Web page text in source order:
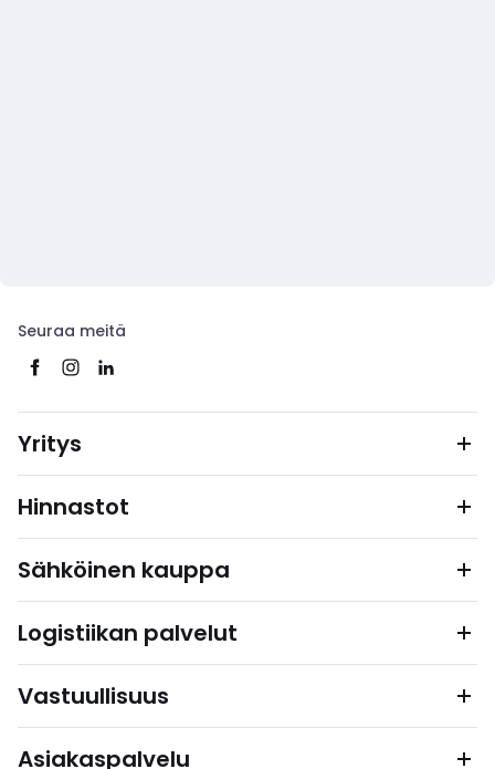
Seuraa meitä
Yritys
Hinnastot
Sähköinen kauppa
Logistiikan palvelut
Vastuullisuus
Asiakaspalvelu